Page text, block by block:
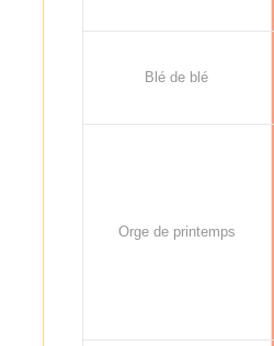
Blé de blé
Orge de printemps